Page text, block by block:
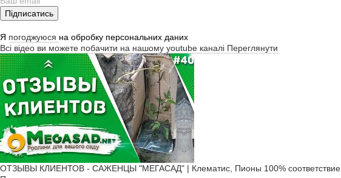
Підписатись
Я погоджуюся на обробку персональних даних
Всі відео ви можете побачити на нашому youtube каналі Переглянути
ОТЗЫВЫ КЛИЕНТОВ - САЖЕНЦЫ "МЕГАСАД" | Клематис, Пионы 100% соответствие